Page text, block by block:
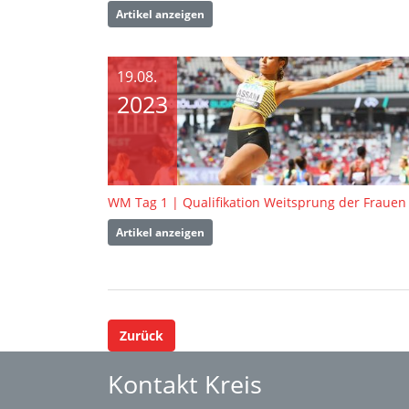
Artikel anzeigen
19.08.
2023
WM Tag 1 | Qualifikation Weitsprung der Frauen
Artikel anzeigen
Zurück
Kontakt Kreis